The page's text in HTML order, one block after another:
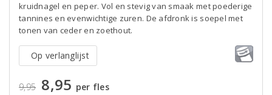
kruidnagel en peper. Vol en stevig van smaak met poederige
tannines en evenwichtige zuren. De afdronk is soepel met
tonen van ceder en zoethout.
Op verlanglijst
9,95 8,95 per fles